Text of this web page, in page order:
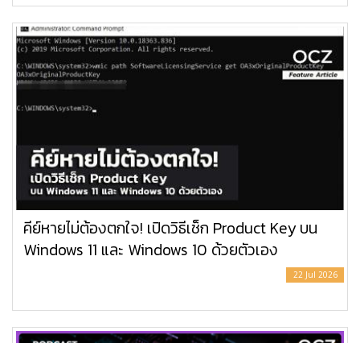
คีย์หายไม่ต้องตกใจ! เปิดวิธีเช็ก Product Key บน
Windows 11 และ Windows 10 ด้วยตัวเอง
22 Jul 2026